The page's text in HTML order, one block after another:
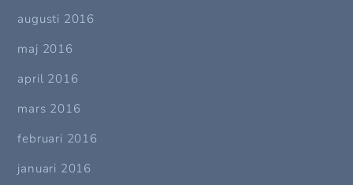
augusti 2016
maj 2016
april 2016
mars 2016
februari 2016
januari 2016